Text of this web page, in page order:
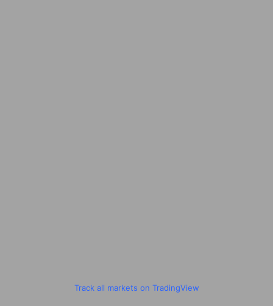
Track all markets on TradingView